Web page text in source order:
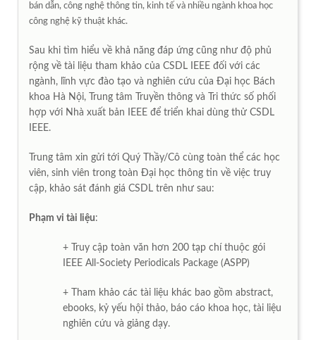
bán dẫn, công nghệ thông tin, kinh tế và nhiều ngành khoa học
công nghệ kỹ thuật khác.
Sau khi tìm hiểu về khả năng đáp ứng cũng như độ phủ
rộng về tài liệu tham khảo của CSDL IEEE đối với các
ngành, lĩnh vực đào tạo và nghiên cứu của Đại học Bách
khoa Hà Nội, Trung tâm Truyền thông và Tri thức số phối
hợp với Nhà xuất bản IEEE để triển khai dùng thử CSDL
IEEE.
Trung tâm xin gửi tới Quý Thầy/Cô cùng toàn thể các học
viên, sinh viên trong toàn Đại học thông tin về việc truy
cập, khảo sát đánh giá CSDL trên như sau:
Phạm vi tài liệu:
+ Truy cập toàn văn hơn 200 tạp chí thuộc gói
IEEE All-Society Periodicals Package (ASPP)
+ Tham khảo các tài liệu khác bao gồm abstract,
ebooks, kỷ yếu hội thảo, báo cáo khoa học, tài liệu
nghiên cứu và giảng dạy.